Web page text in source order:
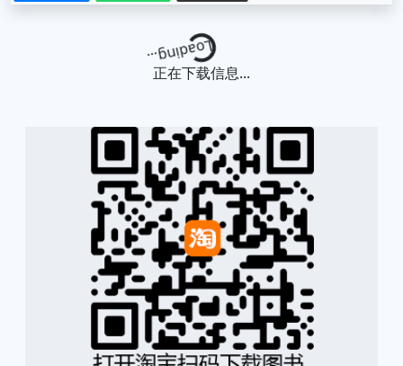
Loading...
正在下载信息...